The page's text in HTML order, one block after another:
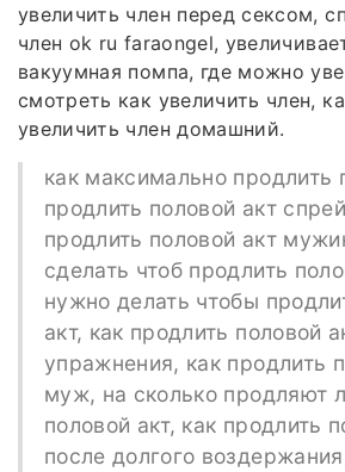
увеличить член перед сексом,
член ok ru faraongel,
вакуумная помпа, где можно
смотреть как увеличить член,
увеличить член домашний.
как максимально продлить
продлить половой акт
продлить половой акт
сделать чтоб продлить
нужно делать чтобы
акт, как продлить половой
упражнения, как продлить
муж, на сколько продляют
половой акт, как продлить
после долгого